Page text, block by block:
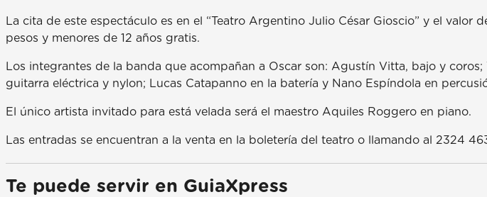
La cita de este espectáculo es en el “Teatro Argentino Julio César Gioscio” y el valor
pesos y menores de 12 años gratis.
Los integrantes de la banda que acompañan a Oscar son: Agustín Vitta, bajo y coros;
guitarra eléctrica y nylon; Lucas Catapanno en la batería y Nano Espíndola en
El único artista invitado para está velada será el maestro Aquiles Roggero en piano.
Las entradas se encuentran a la venta en la boletería del teatro o llamando al 2324
Te puede servir en GuiaXpress